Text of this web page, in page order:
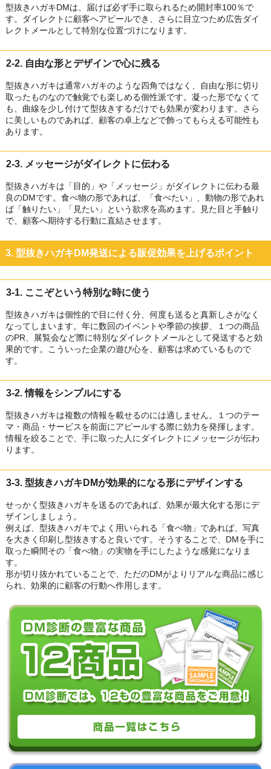
型抜きハガキDMは、届けば必ず手に取られるため開封率100％で
す。ダイレクトに顧客へアピールでき、さらに目立つため広告ダイ
レクトメールとして特別な位置づけになります。
2-2. 自由な形とデザインで心に残る
型抜きハガキは通常ハガキのような四角ではなく、自由な形に切り
取ったものなので触覚でも楽しめる個性派です。凝った形でなくて
も、曲線を少し付けて型抜きするだけでも効果が変わります。さら
に美しいものであれば、顧客の卓上などで飾ってもらえる可能性も
あります。
2-3. メッセージがダイレクトに伝わる
型抜きハガキは「目的」や「メッセージ」がダイレクトに伝わる最
良のDMです。食べ物の形であれば、「食べたい」、動物の形であれ
ば「触りたい」「見たい」という欲求を高めます。見た目と手触り
で、顧客へ期待する行動に直結させます。
3. 型抜きハガキDM発送による販促効果を上げるポイント
3-1. ここぞという特別な時に使う
型抜きハガキは個性的で目に付く分、何度も送ると真新しさがなく
なってしまいます。年に数回のイベントや季節の挨拶、１つの商品
のPR、展覧会など際に特別なダイレクトメールとして発送すると効
果的です。こういった企業の遊び心を、顧客は求めているもので
す。
3-2. 情報をシンプルにする
型抜きハガキは複数の情報を載せるのには適しません。１つのテー
マ・商品・サービスを前面にアピールする際に効力を発揮します。
情報を絞ることで、手に取った人にダイレクトにメッセージが伝わ
ります。
3-3. 型抜きハガキDMが効果的になる形にデザインする
せっかく型抜きハガキを送るのであれば、効果が最大化する形にデ
ザインしましょう。
例えば、型抜きハガキでよく用いられる「食べ物」であれば、写真
を大きく印刷し型抜きすると良いです。そうすることで、DMを手に
取った瞬間その「食べ物」の実物を手にしたような感覚になりま
す。
形が切り抜かれていることで、ただのDMがよりリアルな商品に感じ
られ、効果的に顧客の行動へ作用します。